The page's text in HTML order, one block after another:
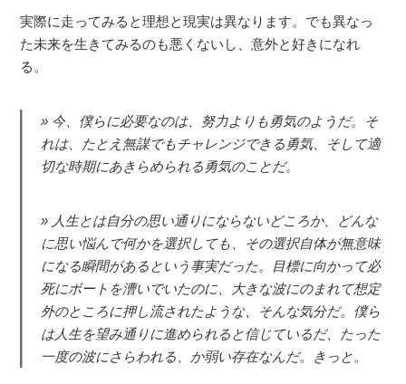
実際に走ってみると理想と現実は異なります。でも異なっ
た未来を生きてみるのも悪くないし、意外と好きになれ
る。
今、僕らに必要なのは、努力よりも勇気のようだ。そ
れは、たとえ無謀でもチャレンジできる勇気、そして適
切な時期にあきらめられる勇気のことだ。
人生とは自分の思い通りにならないどころか、どんな
に思い悩んで何かを選択しても、その選択自体が無意味
になる瞬間があるという事実だった。目標に向かって必
死にボートを漕いでいたのに、大きな波にのまれて想定
外のところに押し流されたような、そんな気分だ。僕ら
は人生を望み通りに進められると信じているだ、たった
一度の波にさらわれる、か弱い存在なんだ。きっと。